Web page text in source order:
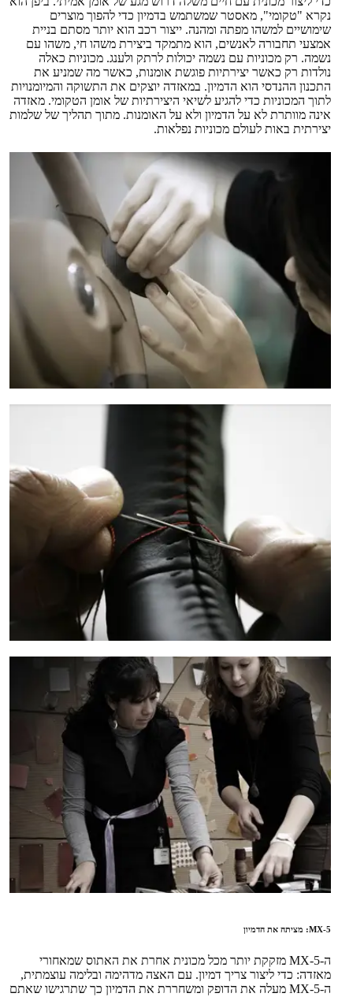
נקרא "טקומי", מאסטר שמשתמש בדמיון כדי להפוך מוצרים
שימושיים למשהו מפתה ומהנה. ייצור רכב הוא יותר מסתם בניית
אמצעי תחבורה לאנשים, הוא מתמקד ביצירת משהו חי, משהו עם
נשמה. רק מכוניות עם נשמה יכולות לרתק ולענג. מכוניות כאלה
נולדות רק כאשר יצירתיות פוגשת אומנות, כאשר מה שמניע את
התכנון ההנדסי הוא הדמיון. במאזדה יוצקים את התשוקה והמיומנויות
לתוך המכוניות כדי להגיע לשיאי היצירתיות של אומן הטקומי. מאזדה
אינה מוותרת לא על הדמיון ולא על האומנות. מתוך תהליך של שלמות
יצירתית באות לעולם מכוניות נפלאות.
MX-5: מציתה את הדמיון
ה-MX-5 מזקקת יותר מכל מכונית אחרת את האתוס שמאחורי
מאזדה: כדי ליצור צריך דמיון. עם האצה מדהימה ובלימה עוצמתית,
ה-MX-5 מעלה את הדופק ומשחררת את הדמיון כך שתרגישו שאתם